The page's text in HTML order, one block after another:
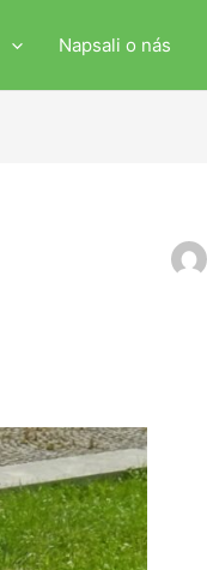
Napsali o nás